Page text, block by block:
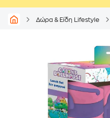
Δώρα & Είδη Lifestyle